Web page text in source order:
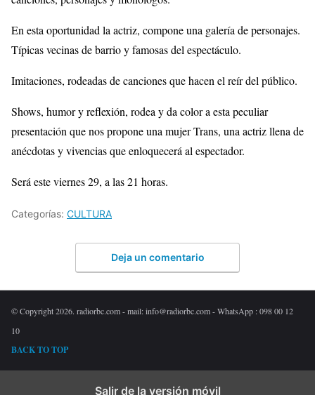
En esta oportunidad la actriz, compone una galería de personajes.
Típicas vecinas de barrio y famosas del espectáculo.
Imitaciones, rodeadas de canciones que hacen el reír del público.
Shows, humor y reflexión, rodea y da color a esta peculiar
presentación que nos propone una mujer Trans, una actriz llena de
anécdotas y vivencias que enloquecerá al espectador.
Será este viernes 29, a las 21 horas.
Categorías: CULTURA
Deja un comentario
© Copyright 2026. radiorbc.com - mail: info@radiorbc.com - WhatsApp : 098 00 12
10
BACK TO TOP
Salir de la versión móvil